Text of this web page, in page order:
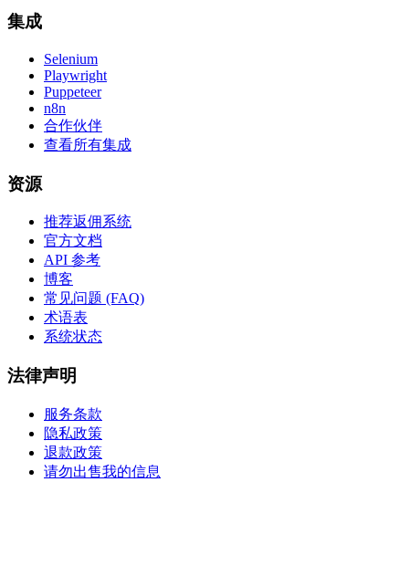
集成
Selenium
Playwright
Puppeteer
n8n
合作伙伴
查看所有集成
资源
推荐返佣系统
官方文档
API 参考
博客
常见问题 (FAQ)
术语表
系统状态
法律声明
服务条款
隐私政策
退款政策
请勿出售我的信息